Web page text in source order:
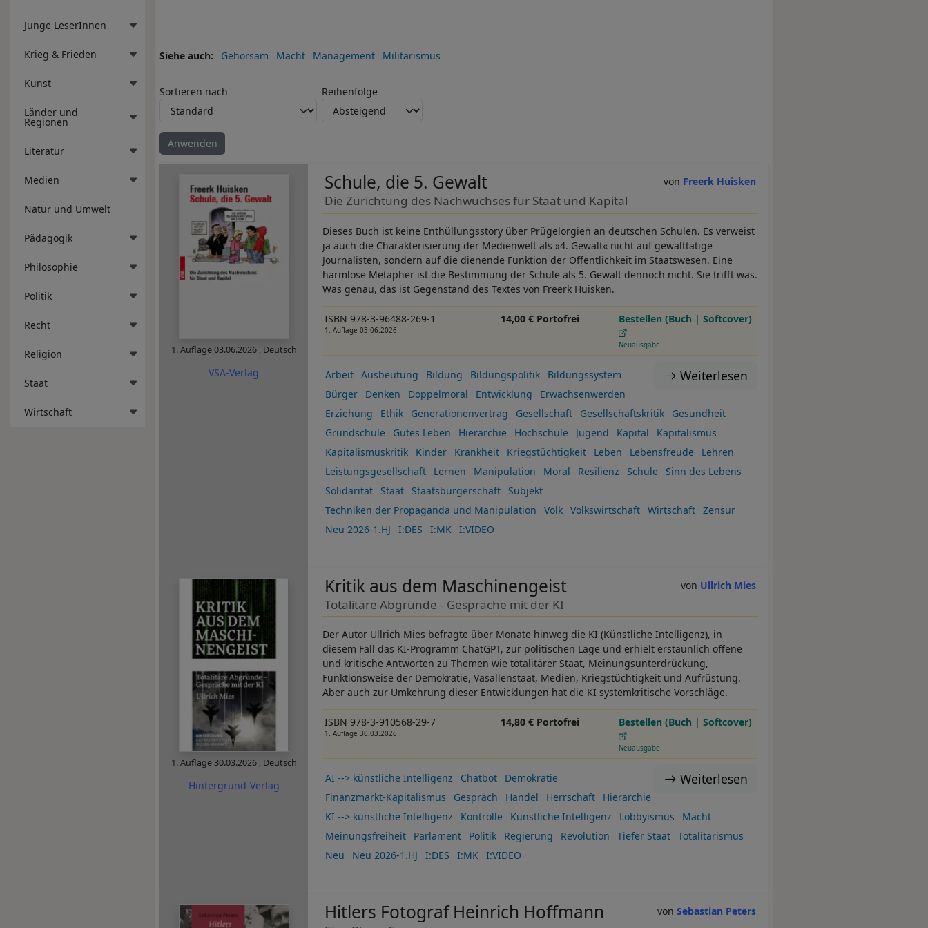
Junge LeserInnen
Krieg & Frieden
Kunst
Länder und
Regionen
Literatur
Medien
Natur und Umwelt
Pädagogik
Philosophie
Politik
Recht
Religion
Staat
Wirtschaft
Siehe auch Gehorsam Macht Management Militarismus
Sortieren nach Reihenfolge
1. Auflage03.06.2026 , Deutsch
VSA-Verlag
Freerk Huisken
Schule, die 5. Gewalt
Die Zurichtung des Nachwuchses für Staat und Kapital
Dieses Buch ist keine Enthüllungsstory über Prügelorgien an deutschen Schulen. Es verweist
ja auch die Charakterisierung der Medienwelt als »4. Gewalt« nicht auf gewalttätige
Journalisten, sondern auf die dienende Funktion der Öffentlichkeit im Staatswesen. Eine
harmlose Metapher ist die Bestimmung der Schule als 5. Gewalt dennoch nicht. Sie trifft was.
Was genau, das ist Gegenstand des Textes von Freerk Huisken.
ISBN 978-3-96488-269-1
1. Auflage 03.06.2026
14,00 € Portofrei Bestellen (Buch | Softcover)
Neuausgabe
Weiterlesen
Arbeit Ausbeutung Bildung Bildungspolitik
Bildungssystem
Bürger
Denken Doppelmoral Entwicklung
Erwachsenwerden
Erziehung
Ethik Generationenvertrag Gesellschaft Gesellschaftskritik
Gesundheit
Grundschule
Gutes Leben Hierarchie Hochschule Jugend Kapital
Kapitalismus
Kapitalismuskritik
Kinder Krankheit Kriegstüchtigkeit Leben Lebensfreude
Lehren
Leistungsgesellschaft
Lernen Manipulation Moral Resilienz Schule
Sinn des Lebens
Solidarität
Staat Staatsbürgerschaft
Subjekt
Techniken der Propaganda und Manipulation
Volk Volkswirtschaft Wirtschaft
Zensur
Neu 2026-1.HJ
I:DES I:MK I:VIDEO
1. Auflage 30.03.2026 , Deutsch
Hintergrund-Verlag
Ullrich Mies
Kritik aus dem Maschinengeist
Totalitäre Abgründe - Gespräche mit der KI
Der Autor Ullrich Mies befragte über Monate hinweg die KI (Künstliche Intelligenz), in
diesem Fall das KI-Programm ChatGPT, zur politischen Lage und erhielt erstaunlich offene
und kritische Antworten zu Themen wie totalitärer Staat, Meinungsunterdrückung,
Funktionsweise der Demokratie, Vasallenstaat, Medien, Kriegstüchtigkeit und Aufrüstung.
Aber auch zur Umkehrung dieser Entwicklungen hat die KI systemkritische Vorschläge.
ISBN 978-3-910568-29-7
1. Auflage 30.03.2026
14,80 € Portofrei Bestellen (Buch | Softcover)
Neuausgabe
Weiterlesen
AI --> künstliche Intelligenz Chatbot
Demokratie
Finanzmarkt-Kapitalismus
Gespräch Handel Herrschaft
Hierarchie
KI --> künstliche Intelligenz
Kontrolle Künstliche Intelligenz Lobbyismus
Macht
Meinungsfreiheit
Parlament Politik Regierung Revolution Tiefer Staat
Totalitarismus
Neu
Neu 2026-1.HJ I:DES I:MK I:VIDEO
Sebastian Peters
Hitlers Fotograf Heinrich Hoffmann